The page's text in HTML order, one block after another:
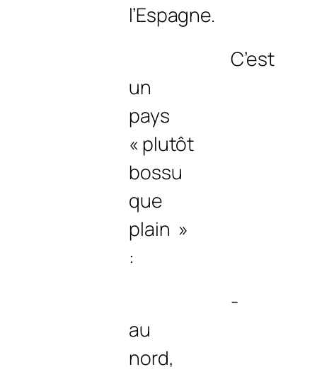
l’Espagne.
C’est
un
pays
« plutôt
bossu
que
plain »
:
‑
au
nord,